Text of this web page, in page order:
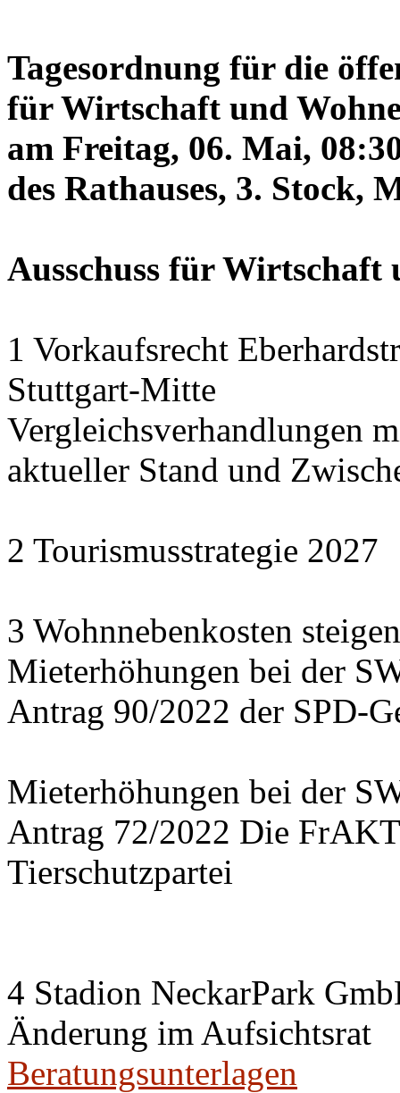
Tagesordnung für die
für Wirtschaft und
am Freitag, 06. Mai,
des Rathauses, 3. Stock,
Ausschuss für Wirtschaft
1 Vorkaufsrecht
Stuttgart-Mitte
Vergleichsverhandlungen
aktueller Stand und
2 Tourismusstrategie 2027
3 Wohnnebenkosten
Mieterhöhungen bei der
Antrag 90/2022 der SPD-
Mieterhöhungen bei der
Antrag 72/2022 Die
Tierschutzpartei
4 Stadion NeckarPark
Änderung im Aufsichtsrat
Beratungsunterlagen